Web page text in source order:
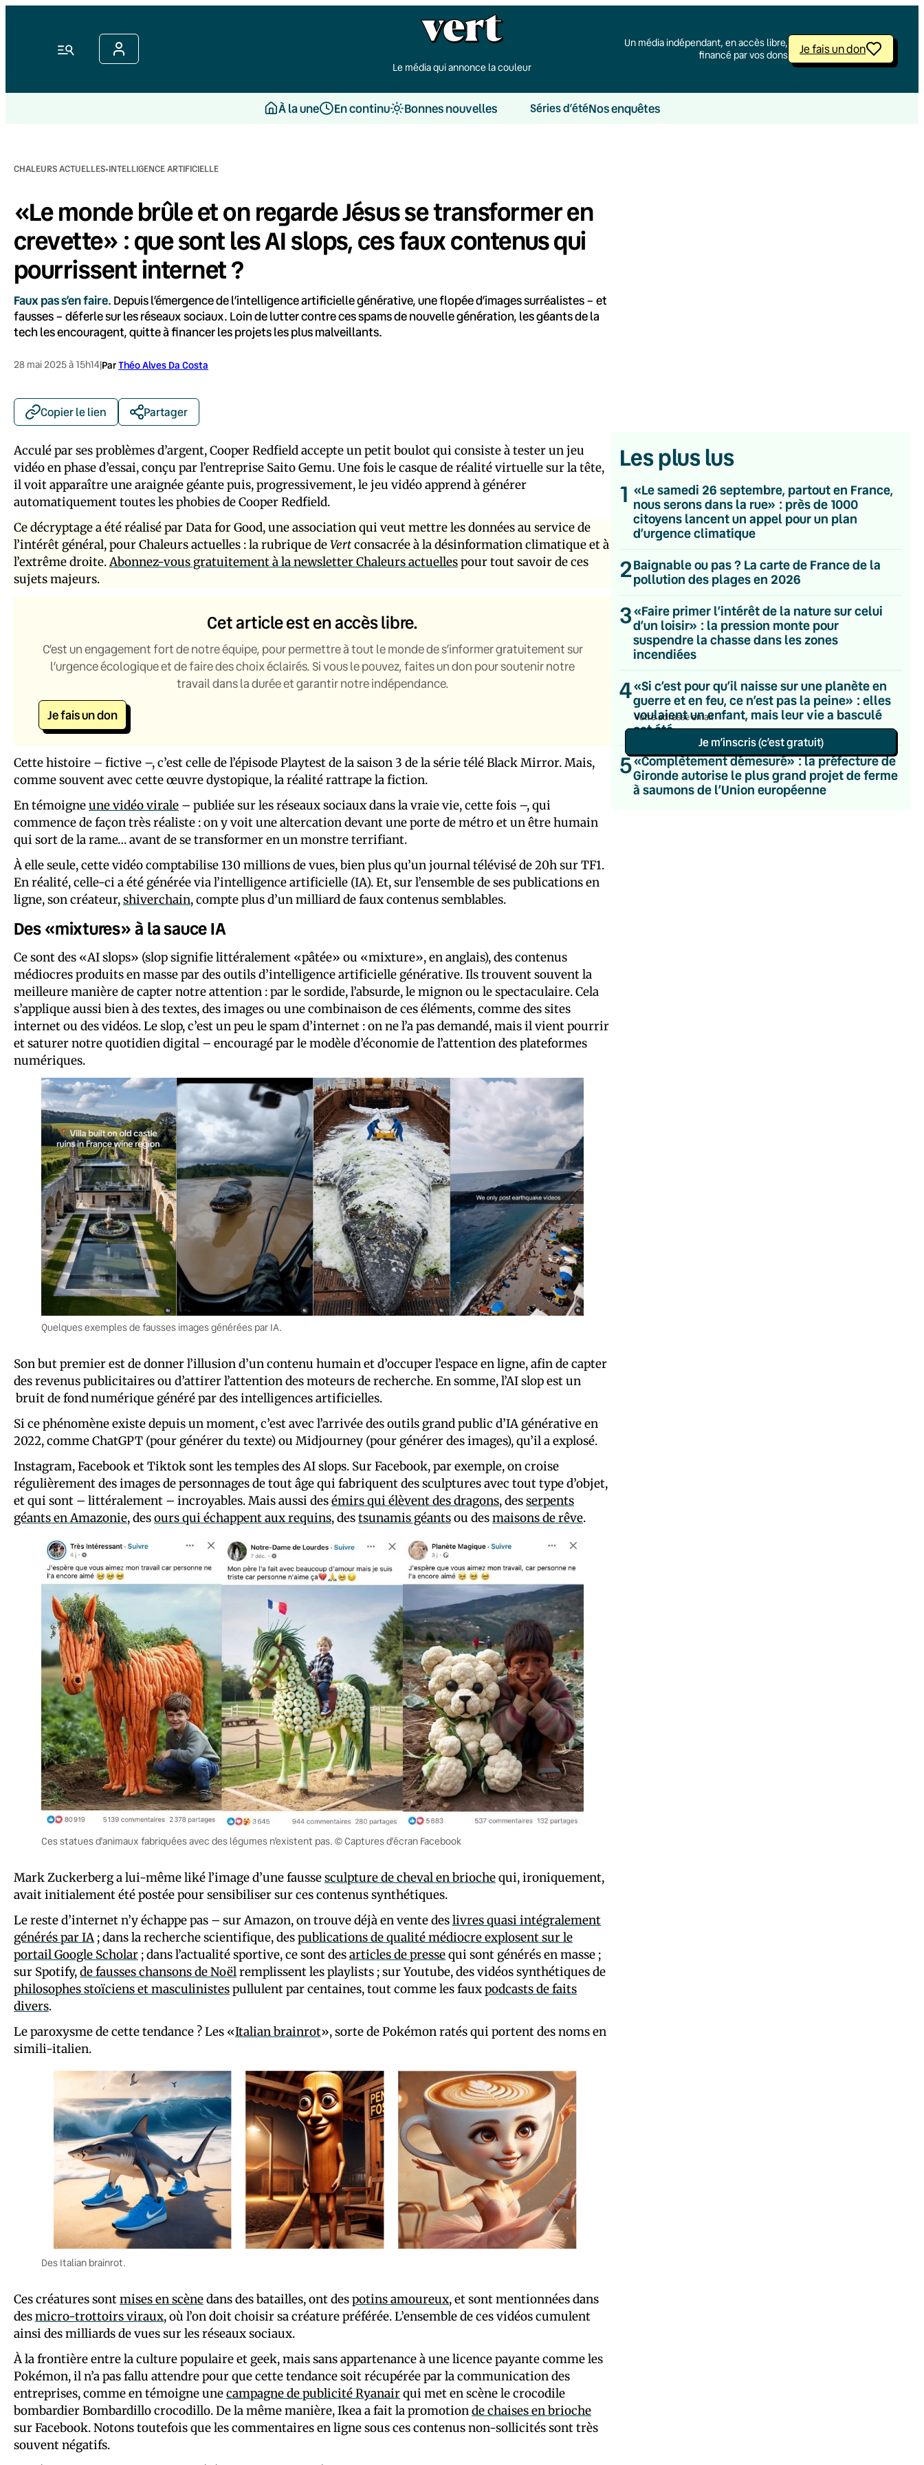
Menu
Le média qui annonce la couleur
Un média indépendant, en accès libre,
financé par vos dons
Je fais un don
À la une En continu Bonnes nouvelles Séries d’étéNos enquêtes
CHALEURS ACTUELLES·INTELLIGENCE ARTIFICIELLE
«Le monde brûle et on regarde Jésus se transformer en
crevette» : que sont les AI slops, ces faux contenus qui
pourrissent internet ?
Faux pas s’en faire. Depuis l’émergence de l’intelligence artificielle générative, une flopée d’images surréalistes – et
fausses – déferle sur les réseaux sociaux. Loin de lutter contre ces spams de nouvelle génération, les géants de la
tech les encouragent, quitte à financer les projets les plus malveillants.
28 mai 2025 à 15h14|ParThéo Alves Da Costa
Copier le lien Partager
Acculé par ses problèmes d’argent, Cooper Redfield accepte un petit boulot qui consiste à tester un jeu
vidéo en phase d’essai, conçu par l’entreprise Saito Gemu. Une fois le casque de réalité virtuelle sur la tête,
il voit apparaître une araignée géante puis, progressivement, le jeu vidéo apprend à générer
automatiquement toutes les phobies de Cooper Redfield.
Ce décryptage a été réalisé par Data for Good, une association qui veut mettre les données au service de
l’intérêt général, pour Chaleurs actuelles : la rubrique deVertconsacrée à la désinformation climatique et à
l’extrême droite.Abonnez-vous gratuitement à la newsletter Chaleurs actuellespour tout savoir de ces
sujets majeurs.
Cet article est en accès libre.
C’est un engagement fort de notre équipe, pour permettre à tout le monde de s’informer gratuitement sur
l’urgence écologique et de faire des choix éclairés. Si vous le pouvez, faites un don pour soutenir notre
travail dans la durée et garantir notre indépendance.
Je fais un don
Cette histoire – fictive –, c’est celle de l’épisode Playtest de la saison 3 de la série télé Black Mirror. Mais,
comme souvent avec cette œuvre dystopique, la réalité rattrape la fiction.
En témoigneune vidéo virale – publiée sur les réseaux sociaux dans la vraie vie, cette fois –, qui
commence de façon très réaliste : on y voit une altercation devant une porte de métro et un être humain
qui sort de la rame… avant de se transformer en un monstre terrifiant.
À elle seule, cette vidéo comptabilise 130 millions de vues, bien plus qu’un journal télévisé de 20h sur TF1.
En réalité, celle-ci a été générée via l’intelligence artificielle (IA). Et, sur l’ensemble de ses publications en
ligne, son créateur,shiverchain, compte plus d’un milliard de faux contenus semblables.
Des «mixtures» à la sauce IA
Ce sont des «AI slops» (slop signifie littéralement «pâtée» ou «mixture», en anglais), des contenus
médiocres produits en masse par des outils d’intelligence artificielle générative. Ils trouvent souvent la
meilleure manière de capter notre attention : par le sordide, l’absurde, le mignon ou le spectaculaire. Cela
s’applique aussi bien à des textes, des images ou une combinaison de ces éléments, comme des sites
internet ou des vidéos. Le slop, c’est un peu le spam d’internet : on ne l’a pas demandé, mais il vient pourrir
et saturer notre quotidien digital – encouragé par le modèle d’économie de l’attention des plateformes
numériques.
Quelques exemples de fausses images générées par IA.
Son but premier est de donner l’illusion d’un contenu humain et d’occuper l’espace en ligne, afin de capter
des revenus publicitaires ou d’attirer l’attention des moteurs de recherche. En somme, l’AI slop est un
bruit de fond numérique généré par des intelligences artificielles.
Si ce phénomène existe depuis un moment, c’est avec l’arrivée des outils grand public d’IA générative en
2022, comme ChatGPT (pour générer du texte) ou Midjourney (pour générer des images), qu’il a explosé.
Instagram, Facebook et Tiktok sont les temples des AI slops. Sur Facebook, par exemple, on croise
régulièrement des images de personnages de tout âge qui fabriquent des sculptures avec tout type d’objet,
et qui sont – littéralement – incroyables. Mais aussi desémirs qui élèvent des dragons, desserpents
géants en Amazonie, desours qui échappent aux requins, destsunamis géantsou desmaisons de rêve.
Ces statues d’animaux fabriquées avec des légumes n’existent pas. © Captures d’écran Facebook
Mark Zuckerberg a lui-même liké l’image d’une faussesculpture de cheval en briochequi, ironiquement,
avait initialement été postée pour sensibiliser sur ces contenus synthétiques.
Le reste d’internet n’y échappe pas – sur Amazon, on trouve déjà en vente deslivres quasi intégralement
générés par IA ; dans la recherche scientifique, despublications de qualité médiocre explosent sur le
portail Google Scholar ; dans l’actualité sportive, ce sont desarticles de pressequi sont générés en masse ;
sur Spotify,de fausses chansons de Noëlremplissent les playlists ; sur Youtube, des vidéos synthétiques de
philosophes stoïciens et masculinistespullulent par centaines, tout comme les fauxpodcasts de faits
divers.
Le paroxysme de cette tendance ? Les «Italian brainrot», sorte de Pokémon ratés qui portent des noms en
simili-italien.
Des Italian brainrot.
Ces créatures sontmises en scènedans des batailles, ont despotins amoureux, et sont mentionnées dans
desmicro-trottoirs viraux, où l’on doit choisir sa créature préférée. L’ensemble de ces vidéos cumulent
ainsi des milliards de vues sur les réseaux sociaux.
À la frontière entre la culture populaire et geek, mais sans appartenance à une licence payante comme les
Pokémon, il n’a pas fallu attendre pour que cette tendance soit récupérée par la communication des
entreprises, comme en témoigne unecampagne de publicité Ryanairqui met en scène le crocodile
bombardier Bombardillo crocodillo. De la même manière, Ikea a fait la promotionde chaises en brioche
sur Facebook. Notons toutefois que les commentaires en ligne sous ces contenus non-sollicités sont très
souvent négatifs.
Les plus lus
1 «Le samedi 26 septembre, partout en France,
nous serons dans la rue» : près de 1000
citoyens lancent un appel pour un plan
d’urgence climatique
2Baignable ou pas ? La carte de France de la
pollution des plages en 2026
3«Faire primer l’intérêt de la nature sur celui
d’un loisir» : la pression monte pour
suspendre la chasse dans les zones
incendiées
4«Si c’est pour qu’il naisse sur une planète en
guerre et en feu, ce n’est pas la peine» : elles
voulaient un enfant, mais leur vie a basculé
cet été
5«Complètement démesuré» : la préfecture de
Gironde autorise le plus grand projet de ferme
à saumons de l’Union européenne
💌 Inscrivez-vous à nos newsletters
Quotidienne
Du lundi au vendredi
Hebdomadaire
Le samedi
Chaleurs Actuelles
C’était Mieux Après
Occasionnelle
Je m’inscris (c’est gratuit)
Politique de confidentialité